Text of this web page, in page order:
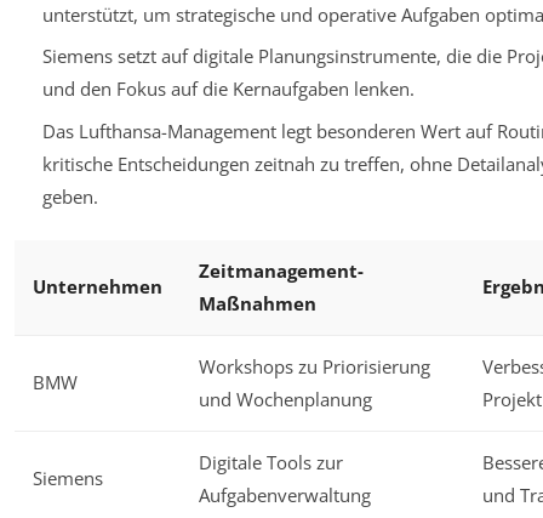
unterstützt, um strategische und operative Aufgaben
Siemens setzt auf digitale Planungsinstrumente, die die
und den Fokus auf die Kernaufgaben lenken.
Das Lufthansa-Management legt besonderen Wert auf
kritische Entscheidungen zeitnah zu treffen, ohne
geben.
Unternehmen
Zeitmanagement-
Maßnahmen
BMW
Workshops zu Priorisierung
und Wochenplanung
Siemens
Digitale Tools zur
Aufgabenverwaltung
und